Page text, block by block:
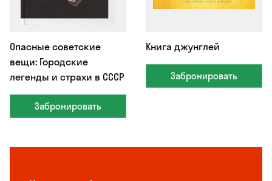
Опасные советские
вещи: Городские
легенды и страхи в СССР
Забронировать
Книга джунглей
Забронировать